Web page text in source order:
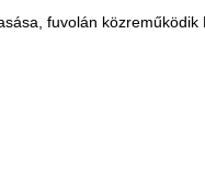
fuvolán közreműködik